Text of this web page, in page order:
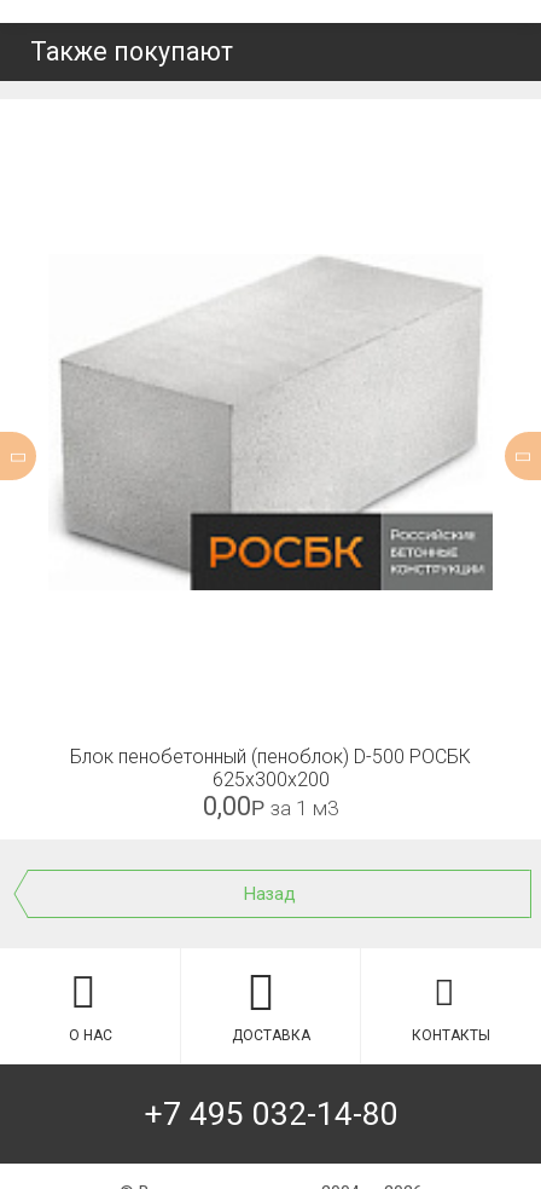
Также покупают
Блок пенобетонный (пеноблок) D-500 РОСБК
625x300x200
0,00Р за 1 м3
Назад
О НАС ДОСТАВКА КОНТАКТЫ
+7 495 032-14-80